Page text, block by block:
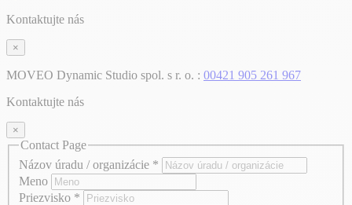
Kontaktujte nás
×
MOVEO Dynamic Studio spol. s r. o. : 00421 905 261 967
Kontaktujte nás
×
Contact Page
Názov úradu / organizácie *
Meno
Priezvisko *